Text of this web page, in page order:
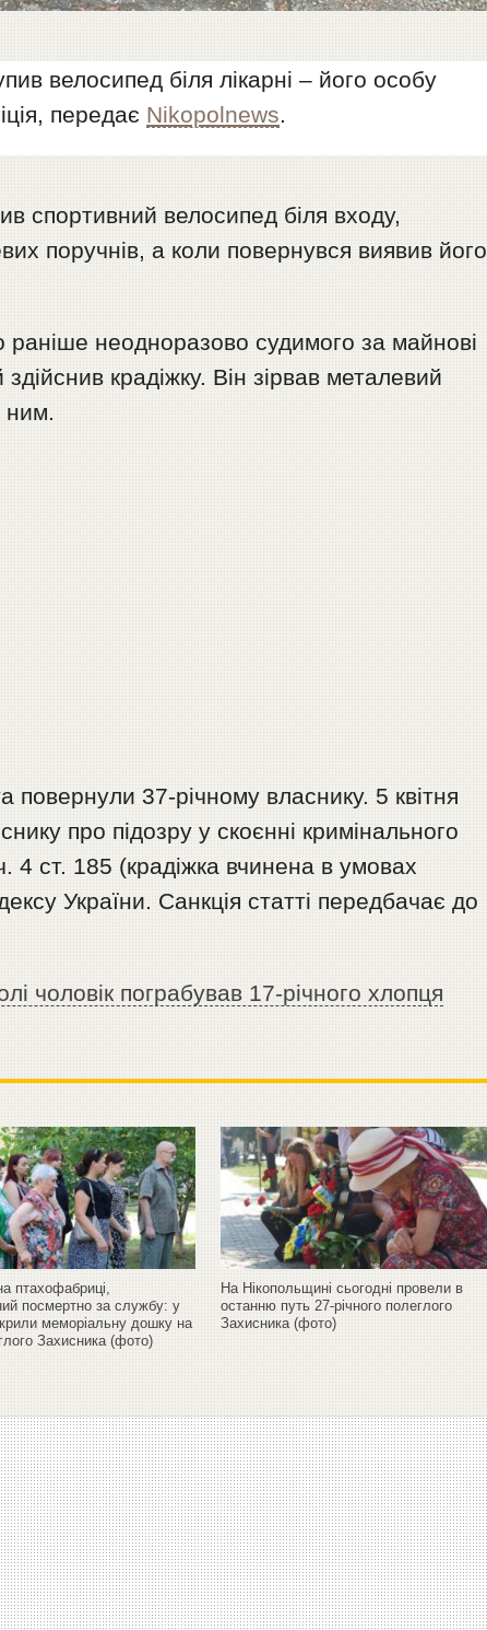
велосипед біля лікарні – його особу
передає Nikopolnews.
спортивний велосипед біля входу,
поручнів, а коли повернувся виявив його
раніше неодноразово судимого за майнові
крадіжку. Він зірвав металевий
ним.
37-річному власнику. 5 квітня
про підозру у скоєнні кримінального
ст. 185 (крадіжка вчинена в умовах
України. Санкція статті передбачає до
чоловік пограбував 17-річного хлопця
птахофабриці,
посмертно за службу: у
меморіальну дошку на
Захисника (фото)
На Нікопольщині сьогодні провели в
останню путь 27-річного полеглого
Захисника (фото)